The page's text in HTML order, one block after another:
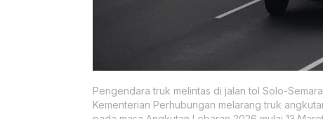
Pengendara truk melintas di jalan tol Solo-
Kementerian Perhubungan melarang truk